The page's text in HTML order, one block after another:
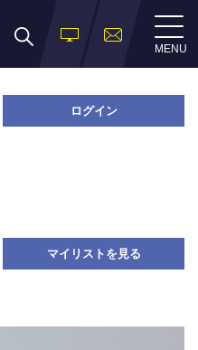
MENU
ログイン
マイリストを見る